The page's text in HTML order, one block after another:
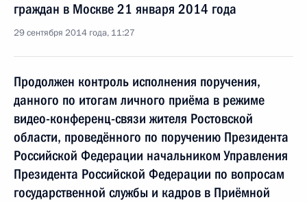
граждан в Москве 21 января 2014 года
29 сентября 2014 года, 11:27
Продолжен контроль исполнения поручения,
данного по итогам личного приёма в режиме
видео-конференц-связи жителя Ростовской
области, проведённого по поручению Президента
Российской Федерации начальником Управления
Президента Российской Федерации по вопросам
государственной службы и кадров в Приёмной